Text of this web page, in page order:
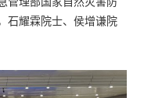
石耀霖院士、侯增谦院